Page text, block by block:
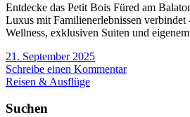
Entdecke das Petit Bois Füred am
Luxus mit Familienerlebnissen
Wellness, exklusiven Suiten und
21. September 2025
Schreibe einen Kommentar
Reisen & Ausflüge
Suchen